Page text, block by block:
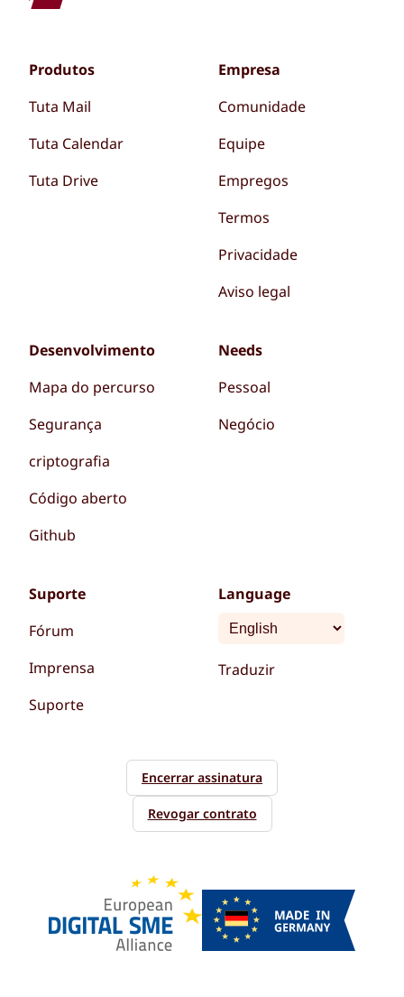
Produtos
Tuta Mail
Tuta Calendar
Tuta Drive
Empresa
Comunidade
Equipe
Empregos
Termos
Privacidade
Aviso legal
Desenvolvimento
Mapa do percurso
Segurança
criptografia
Código aberto
Github
Needs
Pessoal
Negócio
Suporte
Fórum
Imprensa
Suporte
Language
Traduzir
Encerrar assinatura
Revogar contrato